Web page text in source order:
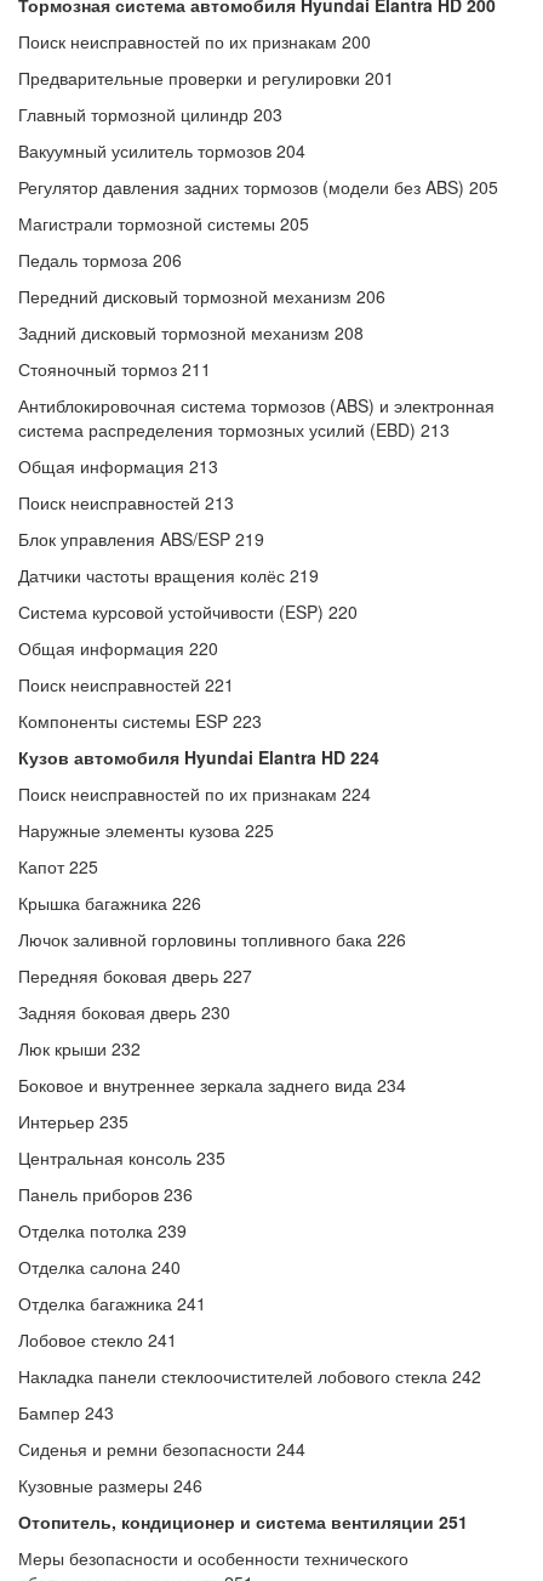
Тормозная система автомобиля Hyundai Elantra HD 200
Поиск неисправностей по их признакам 200
Предварительные проверки и регулировки 201
Главный тормозной цилиндр 203
Вакуумный усилитель тормозов 204
Регулятор давления задних тормозов (модели без ABS) 205
Магистрали тормозной системы 205
Педаль тормоза 206
Передний дисковый тормозной механизм 206
Задний дисковый тормозной механизм 208
Стояночный тормоз 211
Антиблокировочная система тормозов (ABS) и электронная
система распределения тормозных усилий (EBD) 213
Общая информация 213
Поиск неисправностей 213
Блок управления ABS/ESP 219
Датчики частоты вращения колёс 219
Система курсовой устойчивости (ESP) 220
Общая информация 220
Поиск неисправностей 221
Компоненты системы ESP 223
Кузов автомобиля Hyundai Elantra HD 224
Поиск неисправностей по их признакам 224
Наружные элементы кузова 225
Капот 225
Крышка багажника 226
Лючок заливной горловины топливного бака 226
Передняя боковая дверь 227
Задняя боковая дверь 230
Люк крыши 232
Боковое и внутреннее зеркала заднего вида 234
Интерьер 235
Центральная консоль 235
Панель приборов 236
Отделка потолка 239
Отделка салона 240
Отделка багажника 241
Лобовое стекло 241
Накладка панели стеклоочистителей лобового стекла 242
Бампер 243
Сиденья и ремни безопасности 244
Кузовные размеры 246
Отопитель, кондиционер и система вентиляции 251
Меры безопасности и особенности технического